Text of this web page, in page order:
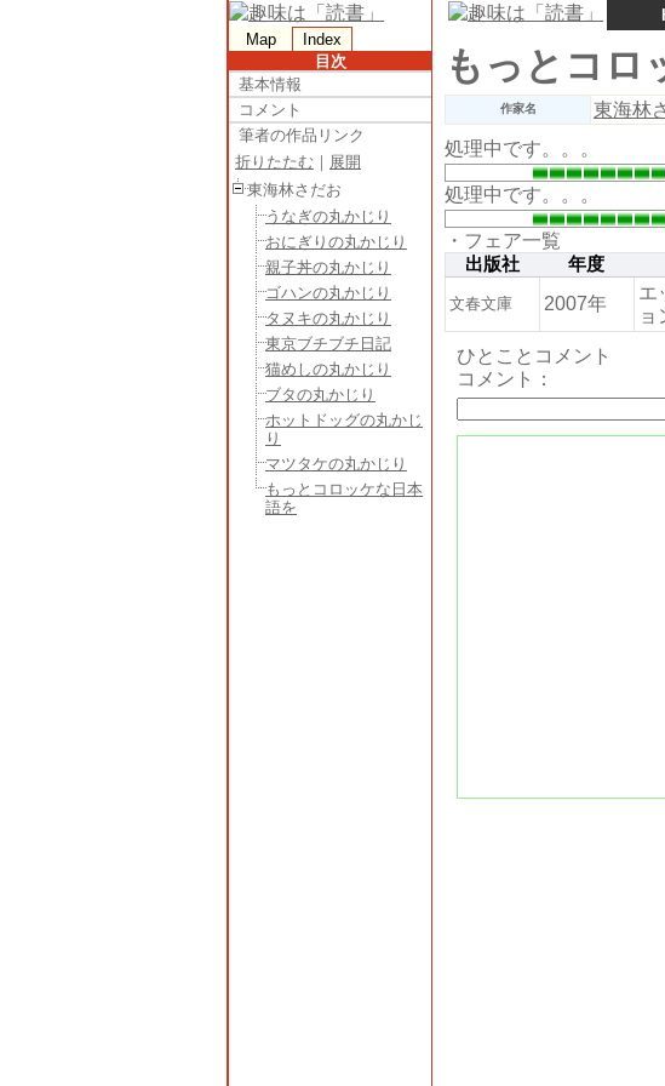
Map
Index
目次
基本情報
コメント
筆者の作品リンク
折りたたむ ｜ 展開
東海林さだお
うなぎの丸かじり
おにぎりの丸かじり
親子丼の丸かじり
ゴハンの丸かじり
タヌキの丸かじり
東京ブチブチ日記
猫めしの丸かじり
ブタの丸かじり
ホットドッグの丸かじ
り
マツタケの丸かじり
もっとコロッケな日本
語を
もっとコロ
作家名
東海林
処理中です。。。
処理中です。。。
・フェア一覧
出版社 年度
文春文庫 2007年
エ
ョ
ひとことコメント
コメント：